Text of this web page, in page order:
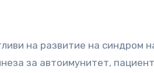
на развитие на синдром
за автоимунитет,